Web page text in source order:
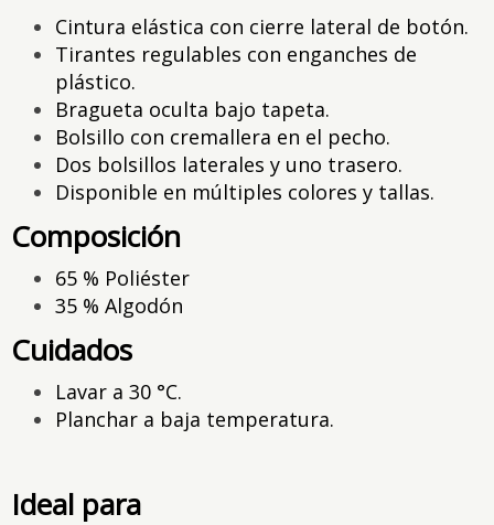
Cintura elástica con cierre lateral de botón.
Tirantes regulables con enganches de
plástico.
Bragueta oculta bajo tapeta.
Bolsillo con cremallera en el pecho.
Dos bolsillos laterales y uno trasero.
Disponible en múltiples colores y tallas.
Composición
65 % Poliéster
35 % Algodón
Cuidados
Lavar a 30 °C.
Planchar a baja temperatura.
Ideal para